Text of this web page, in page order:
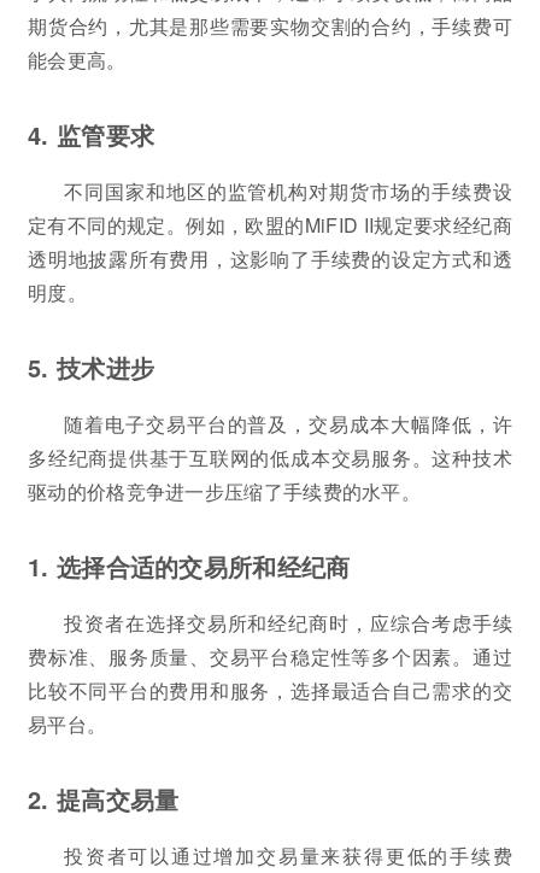
期货合约，尤其是那些需要实物交割的合约，手续费可
能会更高。
4. 监管要求
不同国家和地区的监管机构对期货市场的手续费设
定有不同的规定。例如，欧盟的MiFID II规定要求经纪商
透明地披露所有费用，这影响了手续费的设定方式和透
明度。
5. 技术进步
随着电子交易平台的普及，交易成本大幅降低，许
多经纪商提供基于互联网的低成本交易服务。这种技术
驱动的价格竞争进一步压缩了手续费的水平。
1. 选择合适的交易所和经纪商
投资者在选择交易所和经纪商时，应综合考虑手续
费标准、服务质量、交易平台稳定性等多个因素。通过
比较不同平台的费用和服务，选择最适合自己需求的交
易平台。
2. 提高交易量
投资者可以通过增加交易量来获得更低的手续费